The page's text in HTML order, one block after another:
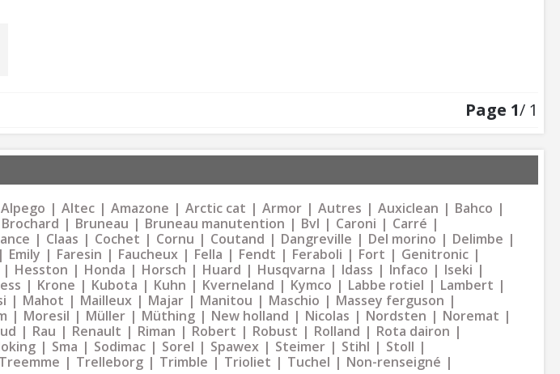
Page 1/ 1
Alpego Altec Amazone Arctic cat Armor Autres Auxiclean
Bahco
Brochard Bruneau Bruneau manutention Bvl Caroni
Carré
Claas Cochet Cornu Coutand Dangreville Del morino
Delimbe
Emily Faresin Faucheux Fella Fendt Feraboli Fort
Genitronic
Hesston Honda Horsch Huard Husqvarna Idass Infaco
Iseki
Krone Kubota Kuhn Kverneland Kymco Labbe rotiel
Lambert
Mahot Mailleux Majar Manitou Maschio
Massey ferguson
Moresil Müller Müthing New holland Nicolas Nordsten
Noremat
Rau Renault Riman Robert Robust Rolland
Rota dairon
Sma Sodimac Sorel Spawex Steimer Stihl
Stoll
Treemme Trelleborg Trimble Trioliet Tuchel
Non-renseigné